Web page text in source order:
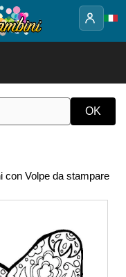
con Volpe da stampare